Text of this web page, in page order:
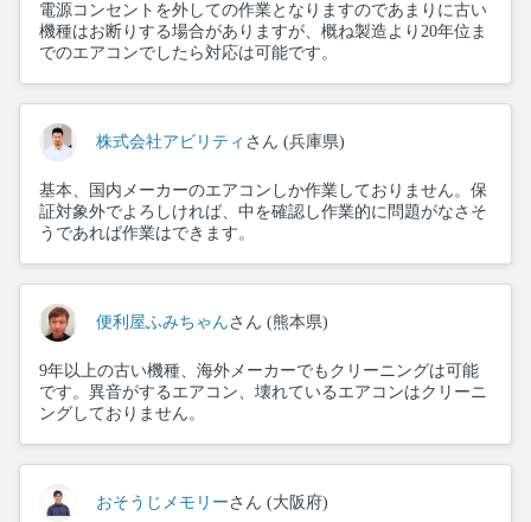
電源コンセントを外しての作業となりますのであまりに古い
機種はお断りする場合がありますが、概ね製造より20年位ま
でのエアコンでしたら対応は可能です。
株式会社アビリティ さん (兵庫県)
基本、国内メーカーのエアコンしか作業しておりません。保
証対象外でよろしければ、中を確認し作業的に問題がなさそ
うであれば作業はできます。
便利屋ふみちゃん さん (熊本県)
9年以上の古い機種、海外メーカーでもクリーニングは可能
です。異音がするエアコン、壊れているエアコンはクリーニ
ングしておりません。
おそうじメモリー さん (大阪府)